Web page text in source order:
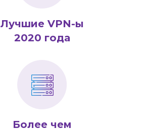
Лучшие VPN-ы
2020 года
Более чем